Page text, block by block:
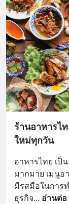
ร้านอาหารไทย อาหารต้นตำรับมากมายที่ป
ใหม่ทุกวัน
อาหารไทย เป็
มากมาย เมนู
มีรสมือในการ
ธุรกิจ... อ่านต่อ